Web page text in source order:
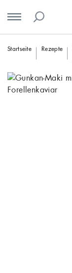
Skip
content
Startseite Rezepte